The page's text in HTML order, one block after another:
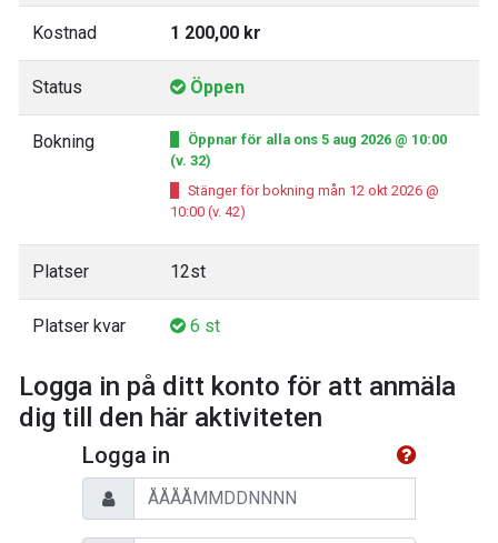
Kostnad 1 200,00 kr
Status Öppen
Bokning
Öppnar för alla ons 5 aug 2026 @ 10:00
(v. 32)
Stänger för bokning mån 12 okt 2026 @
10:00 (v. 42)
Platser 12st
Platser kvar 6 st
Logga in på ditt konto för att anmäla
dig till den här aktiviteten
Logga in
Personnummer